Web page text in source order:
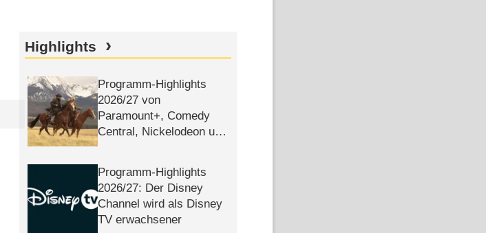
Highlights
Programm-Highlights
2026/​27 von
Paramount+, Comedy
Central, Nickelodeon und
Programm-Highlights
2026/​27: Der Disney
Channel wird als Disney
TV erwachsener